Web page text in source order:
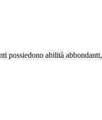
possiedono abilità abbondanti,